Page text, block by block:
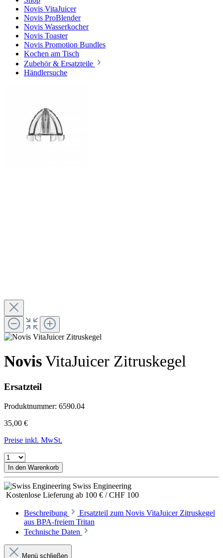
Novis VitaJuicer
Novis ProBlender
Novis Wasserkocher
Novis Toaster
Novis Promotion Bundles
Kochen am Tisch
Zubehör & Ersatzteile
Händlersuche
NovisVitaJuicer Zitruskegel
Ersatzteil
Produktnummer: 6590.04
35,00 €
Preise inkl. MwSt.
In den Warenkorb
Swiss Engineering
Kostenlose Lieferung ab 100 € / CHF 100
Beschreibung
Ersatzteil zum Novis VitaJuicer Zitruskegel
aus BPA-freiem Tritan
Technische Daten
Menü schließen